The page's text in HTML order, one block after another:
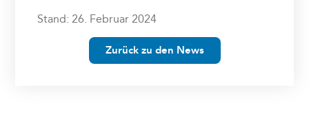
Stand: 26. Februar 2024
Zurück zu den News